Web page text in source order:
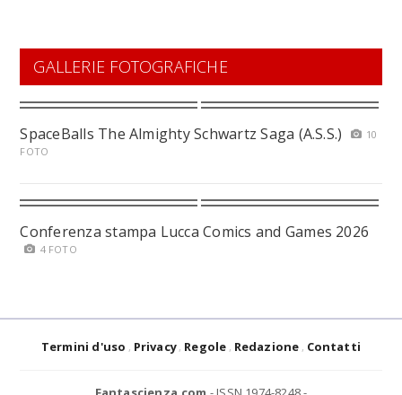
GALLERIE FOTOGRAFICHE
SpaceBalls The Almighty Schwartz Saga (A.S.S.)
10
FOTO
Conferenza stampa Lucca Comics and Games 2026
4 FOTO
Termini d'uso Privacy Regole Redazione Contatti